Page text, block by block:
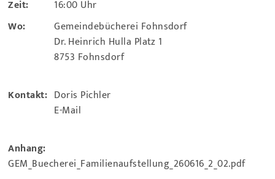
Zeit:
16:00 Uhr
Wo:
Gemeindebücherei Fohnsdorf
Dr. Heinrich Hulla Platz 1
8753 Fohnsdorf
Kontakt: Doris Pichler
E-Mail
Anhang:
GEM_Buecherei_Familienaufstellung_260616_2_02.pdf